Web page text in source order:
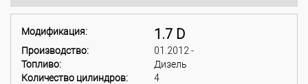
Модификация: 1.7 D
Производство:
01.2012 -
Топливо:
Дизель
Количество цилиндров:
4